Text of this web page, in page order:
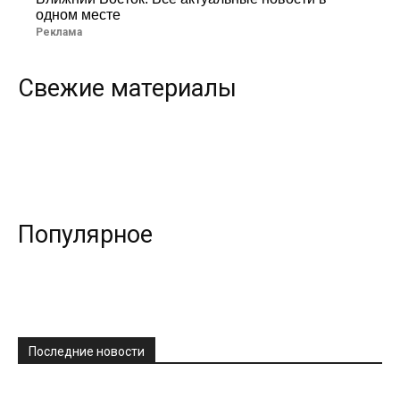
одном месте
Реклама
Свежие материалы
Популярное
Последние новости